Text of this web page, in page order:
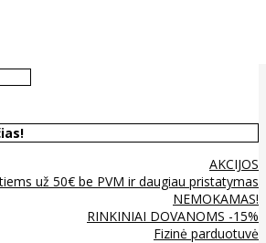
AKCIJOS
už 50€ be PVM ir daugiau pristatymas
NEMOKAMAS!
RINKINIAI DOVANOMS -15%
Fizinė parduotuvė